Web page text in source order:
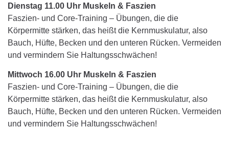
Dienstag 11.00 Uhr Muskeln & Faszien
Faszien- und Core-Training – Übungen, die die
Körpermitte stärken, das heißt die Kernmuskulatur, also
Bauch, Hüfte, Becken und den unteren Rücken. Vermeiden
und vermindern Sie Haltungsschwächen!
Mittwoch 16.00 Uhr Muskeln & Faszien
Faszien- und Core-Training – Übungen, die die
Körpermitte stärken, das heißt die Kernmuskulatur, also
Bauch, Hüfte, Becken und den unteren Rücken. Vermeiden
und vermindern Sie Haltungsschwächen!